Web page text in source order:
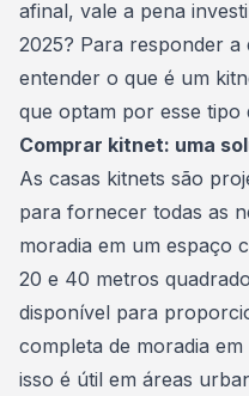
afinal, vale a pena
2025? Para responder a
entender o que é um
que optam por esse tipo
Comprar kitnet: uma
As casas kitnets são
para fornecer todas as
moradia em um espaço
20 e 40 metros
disponível para
completa de moradia
isso é útil em áreas